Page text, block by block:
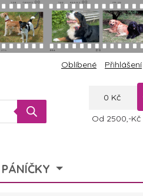
Oblíbené Přihlášení
0 Kč
Od 2500,-